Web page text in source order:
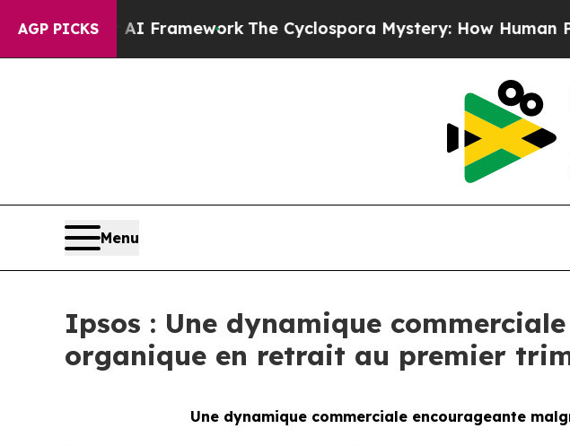
AGP PICKS
AI FrameworkThe Cyclospora Mystery: How Human Poop Got on
Menu
Ipsos : Une dynamique
organique en retrait au premier
Une dynamique commerciale encourageante